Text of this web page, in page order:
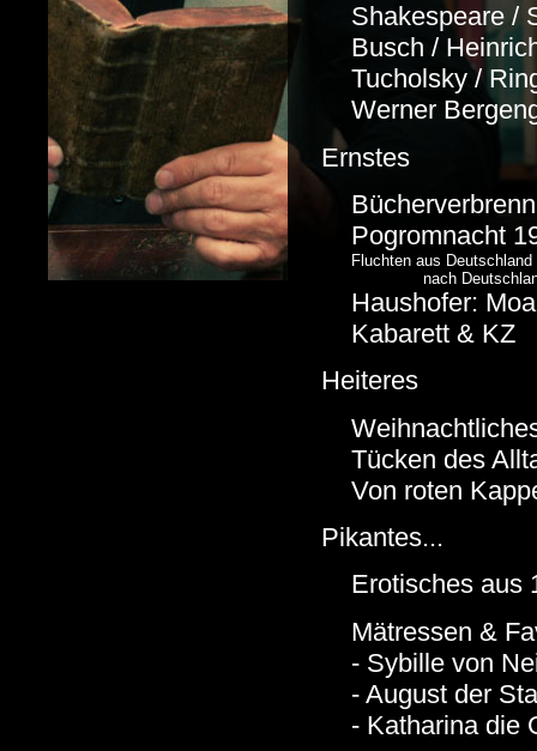
Shakespeare /
Busch /
Tucholsky /
Werner
Ernstes
Pogromnacht
Fluchten aus Deutschland
nach
Haushofer:
Kabarett & KZ
Heiteres
Tücken des
Von roten
Pikantes...
Erotisches aus
Mätressen &
- Sybille von
- August der
- Katharina die